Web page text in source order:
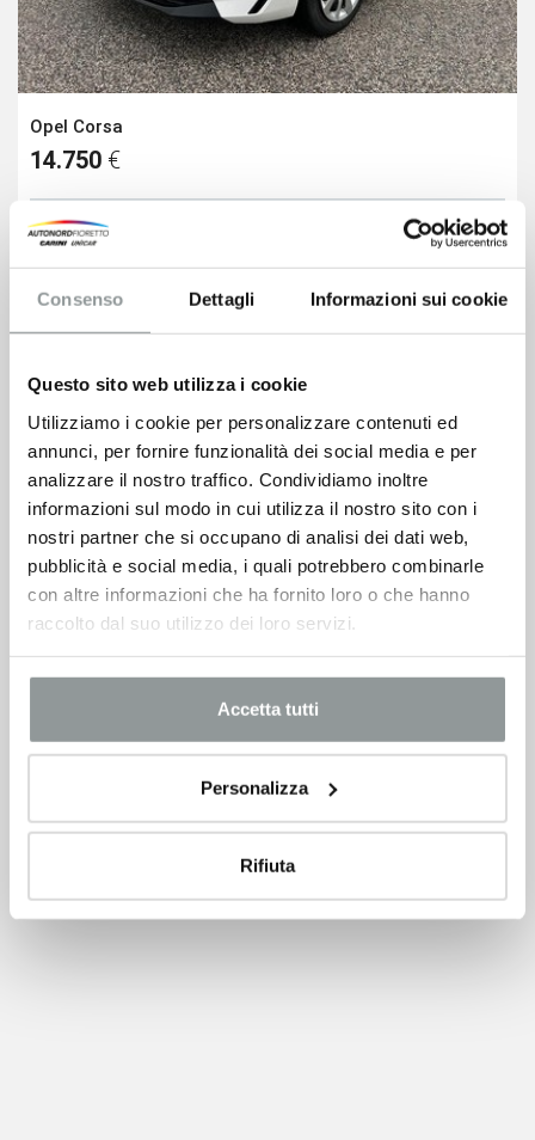
Consenso Dettagli Informazioni sui cookie
Questo sito web utilizza i cookie
Utilizziamo i cookie per personalizzare contenuti ed
annunci, per fornire funzionalità dei social media e per
analizzare il nostro traffico. Condividiamo inoltre
informazioni sul modo in cui utilizza il nostro sito con i
nostri partner che si occupano di analisi dei dati web,
pubblicità e social media, i quali potrebbero combinarle
con altre informazioni che ha fornito loro o che hanno
raccolto dal suo utilizzo dei loro servizi.
Accetta tutti
Personalizza
Rifiuta
Opel Corsa
14.750 €